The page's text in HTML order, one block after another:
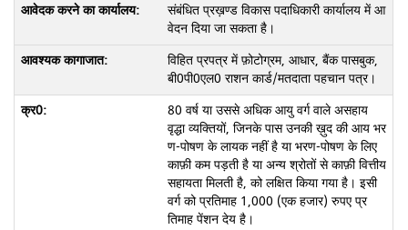
संबंधित प्रख़ण्ड विकास पदाधिकारी कार्यालय में आ
वेदन दिया जा सकता है।
विहित प्रपत्र में फ़ोटोग्रम, आधार, बैंक पासबुक,
बी0पी0एल0 राशन कार्ड/मतदाता पहचान पत्र।
80 वर्ष या उससे अधिक आयु वर्ग वाले असहाय
वृद्धा व्यक्तियों, जिनके पास उनकी ख़ुद की आय भर
ण-पोषण के लायक नहीं है या भरण-पोषण के लिए
काफ़ी कम पड़ती है या अन्य श्रोतों से काफ़ी वित्तीय
सहायता मिलती है, को लक्षित किया गया है। इसी
वर्ग को प्रतिमाह 1,000 (एक हजार) रुपए प्र
तिमाह पेंशन देय है।